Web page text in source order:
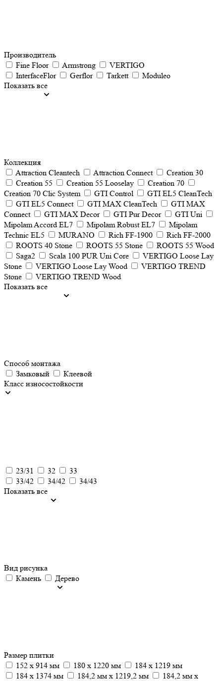
Производитель
Fine Floor
Armstrong
VERTIGO
InterfaceFlor
Gerflor Tarkett
Moduleo
Показать все
Коллекция
Attraction Cleantech
Attraction Connect
Creation 30
Creation 55
Creation 55 Looselay
Creation 70
Creation 70 Clic System
GTI Control
GTI EL5 CleanTech
GTI EL5 Connect
GTI MAX CleanTech
GTI MAX
Connect
GTI MAX Decor GTI Pur Decor
GTI Uni
Mipolam Accord EL7
Mipolam Robust EL7
Mipolam
Technic EL5
MURANO Rich FF-1900
Rich FF-2000
ROOTS 40 Stone
ROOTS 55 Stone
ROOTS 55 Wood
Saga2
Scala 100 PUR Uni Core
VERTIGO Loose Lay
Stone
VERTIGO Loose Lay Wood
VERTIGO TREND
Stone
VERTIGO TREND Wood
Показать все
Способ монтажа
Замковый
Клеевой
Класс износостойкости
23/31 32
33
33/42
34/42
34/43
Показать все
Вид рисунка
Камень
Дерево
Размер плитки
152 x 914 мм
180 x 1220 мм
184 x 1219 мм
184 x 1374 мм
184,2 мм х 1219,2 мм
184,2 мм х